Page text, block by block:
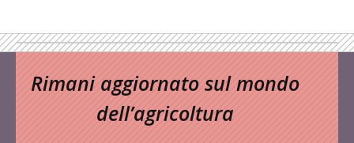
Rimani aggiornato sul mondo
dell’agricoltura